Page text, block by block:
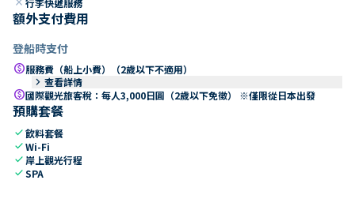
額外支付費用
登船時支付
paid服務費（船上小費）（2歲以下不適用）
keyboard_arrow_right 查看詳情
paid國際觀光旅客稅：每人3,000日圓（2歲以下免徵） ※僅限從日本出發
預購套餐
check飲料套餐
checkWi-Fi
check 岸上觀光行程
checkSPA